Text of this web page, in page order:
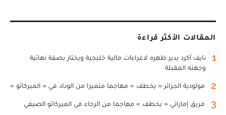
المقالات الأكثر قراءة
1
نايف أكرد يدير ظهره لاغراءات مالية خليجية ويختار بصفة نهائية
وجهته المقبلة
2 مولودية الجزائر « يخطف » مهاجما متميزا من الوداد في « الميركاتو »
3 فريق إماراتي « يخطف » مهاجما من الرجاء في الميركاتو الصيفي